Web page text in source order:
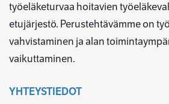
työeläketurvaa hoitavien
etujärjestö. Perustehtävämme on
vahvistaminen ja alan
vaikuttaminen.
YHTEYSTIEDOT